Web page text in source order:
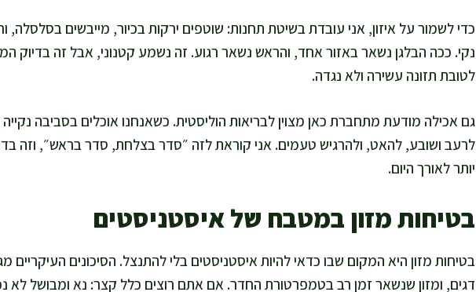
כדי לשמור על איזון, אני עובדת בשיטת תחנות: שוטפים ירקות בכיור, מייבשים בסלסלה,
נקי. ככה הבלגן נשאר באזור אחד, והראש נשאר רגוע. זה נשמע קטנוני, אבל זה בדיוק
לטובת תזונה עשירה ולא נגדה.
גם אכילה מודעת מתחברת כאן מצוין לבריאות הוליסטית. כשאנחנו אוכלים בסביבה
לרעב ושובע, להאט, ולהרגיש טעמים. אני קוראת לזה ״סדר בצלחת, סדר בראש״, וזה
יותר לאורך היום.
בטיחות מזון במטבח של איסטניסטים
בטיחות מזון היא המקום שבו כדאי להיות איסטניסטים בלי להתנצל. הסיכונים העיקריים
דגים, ומזון שנשאר זמן רב בטמפרטורת החדר. אם אתם רוצים כלל קצר: נא ומבושל לא